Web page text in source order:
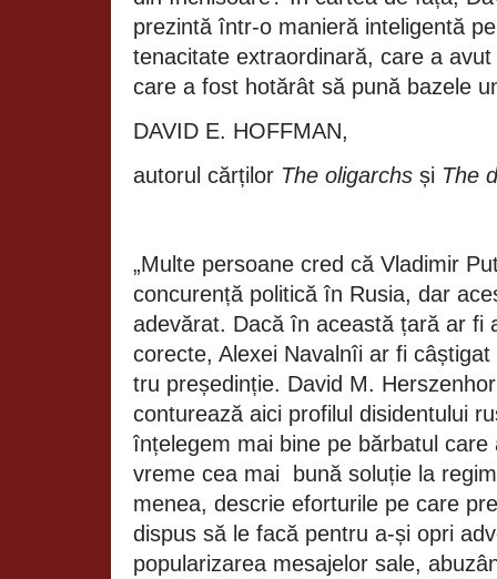
prezintă într-o manieră inteligentă
tenacitate extraordinară, care a
care a fost hotărât să pună bazele
DAVID E. HOFFMAN,
autorul cărților The oligarchs și The
„Multe persoane cred că Vladimir
concurență politică în Rusia, dar
adevărat. Dacă în această țară ar fi
corecte, Alexei Navalnîi ar fi
tru președinție. David M.
conturează aici profilul disidentului
înțelegem mai bine pe bărbatul
vreme cea mai
bună soluție la
menea, descrie eforturile pe care
dispus să le facă pentru a-și opri
popularizarea mesajelor sale,